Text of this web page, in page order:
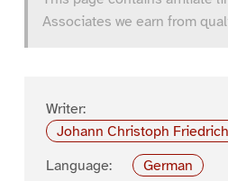
Associates we earn from
Writer:
Johann Christoph
Language:
German